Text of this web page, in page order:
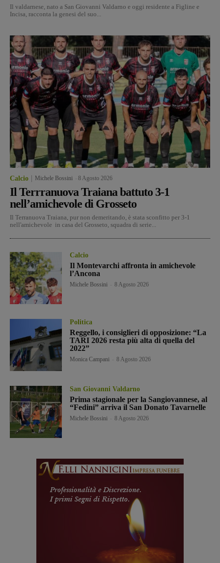
Il valdarnese, nato a San Giovanni Valdarno e oggi residente a Figline e
Incisa, racconta la genesi del suo...
Calcio Michele Bossini 8 Agosto 2026
Il Terrranuova Traiana battuto 3-1
nell’amichevole di Grosseto
Il Terranuova Traiana, pur non demeritando, è stata sconfitto per 3-1
nell'amichevole in casa del Grosseto, squadra di serie...
Calcio
Il Montevarchi affronta in amichevole
l’Ancona
Michele Bossini 8 Agosto 2026
Politica
Reggello, i consiglieri di opposizione: “La
TARI 2026 resta più alta di quella del
2022”
Monica Campani 8 Agosto 2026
San Giovanni Valdarno
Prima stagionale per la Sangiovannese, al
“Fedini” arriva il San Donato Tavarnelle
Michele Bossini 8 Agosto 2026